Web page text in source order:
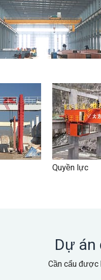
Quyền lực
Dự
Cần cẩu được